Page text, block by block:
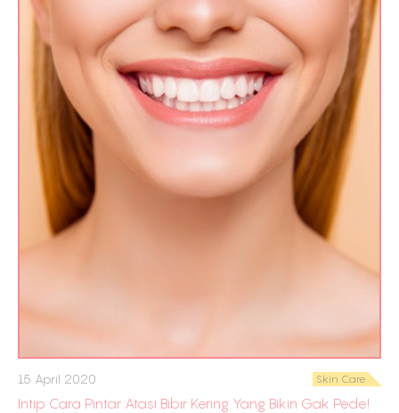
15 April 2020 Skin Care
Intip Cara Pintar Atasi Bibir Kering Yang Bikin Gak Pede!